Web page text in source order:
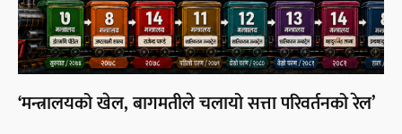
‘मन्त्रालयको खेल, बागमतीले चलायो सत्ता परिवर्तनको रेल’